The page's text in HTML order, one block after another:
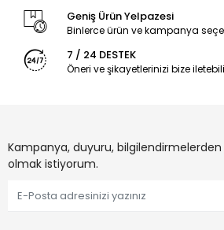
Geniş Ürün Yelpazesi
Binlerce ürün ve kampanya
7 / 24 DESTEK
Öneri ve şikayetlerinizi bize
Kampanya, duyuru,
olmak istiyorum.